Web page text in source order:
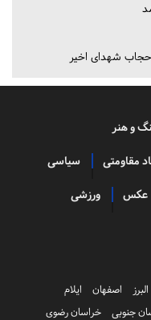
حجاب شهدای اخیر
و هنر
مقاومتی سیاسی
عکس ورزشی
البرز اصفهان
ایلام
جنوبی
خراسان رضوی